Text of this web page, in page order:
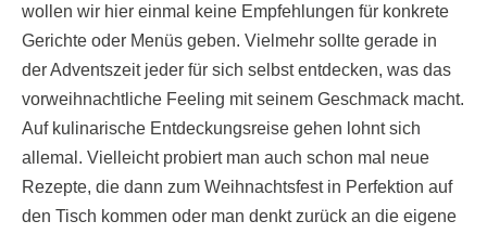
wollen wir hier einmal keine Empfehlungen für konkrete
Gerichte oder Menüs geben. Vielmehr sollte gerade in
der Adventszeit jeder für sich selbst entdecken, was das
vorweihnachtliche Feeling mit seinem Geschmack macht.
Auf kulinarische Entdeckungsreise gehen lohnt sich
allemal. Vielleicht probiert man auch schon mal neue
Rezepte, die dann zum Weihnachtsfest in Perfektion auf
den Tisch kommen oder man denkt zurück an die eigene